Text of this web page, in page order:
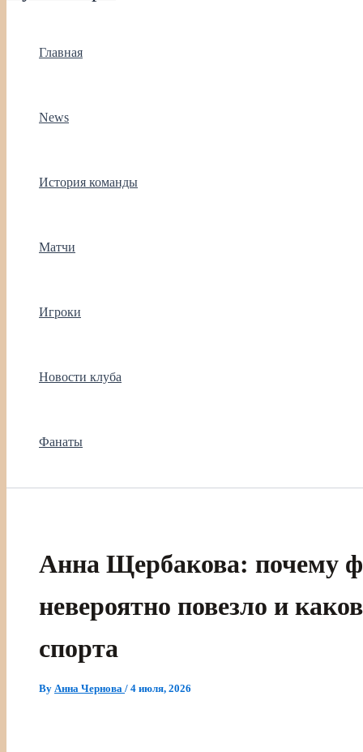
Главная
News
История команды
Матчи
Игроки
Новости клуба
Фанаты
Анна Щербакова: почему
невероятно повезло и
спорта
By Анна Чернова / 4 июля, 2026